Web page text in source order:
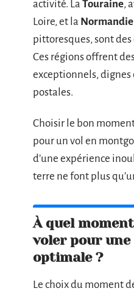
activité. La Touraine,
Loire, et la Normandie
pittoresques, sont
Ces régions offrent
exceptionnels, dignes
postales.
Choisir le bon
pour un vol en
d’une expérience
terre ne font plus
À quel
voler pour une
optimale ?
Le choix du moment